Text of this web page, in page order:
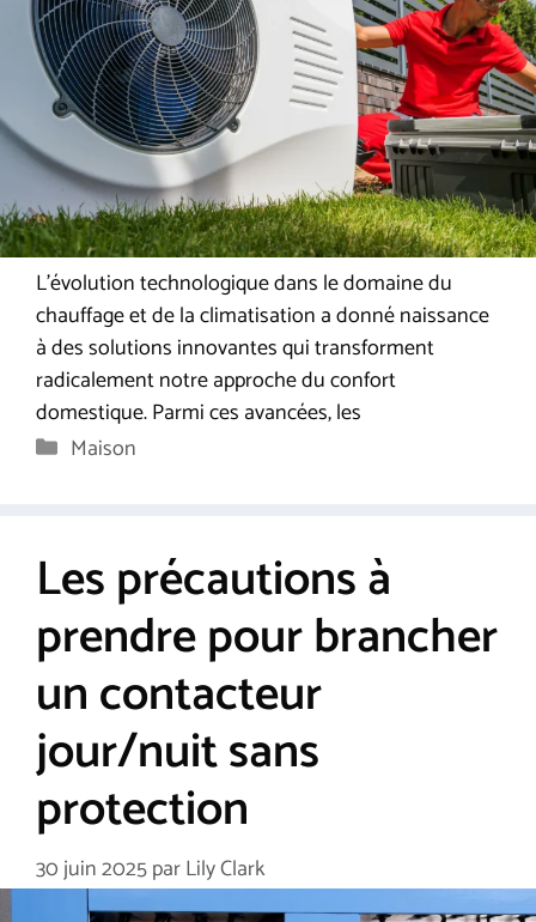
L’évolution technologique dans le domaine du
chauffage et de la climatisation a donné naissance
à des solutions innovantes qui transforment
radicalement notre approche du confort
domestique. Parmi ces avancées, les
Catégories
Maison
Les précautions à
prendre pour brancher
un contacteur
jour/nuit sans
protection
30 juin 2025parLily Clark